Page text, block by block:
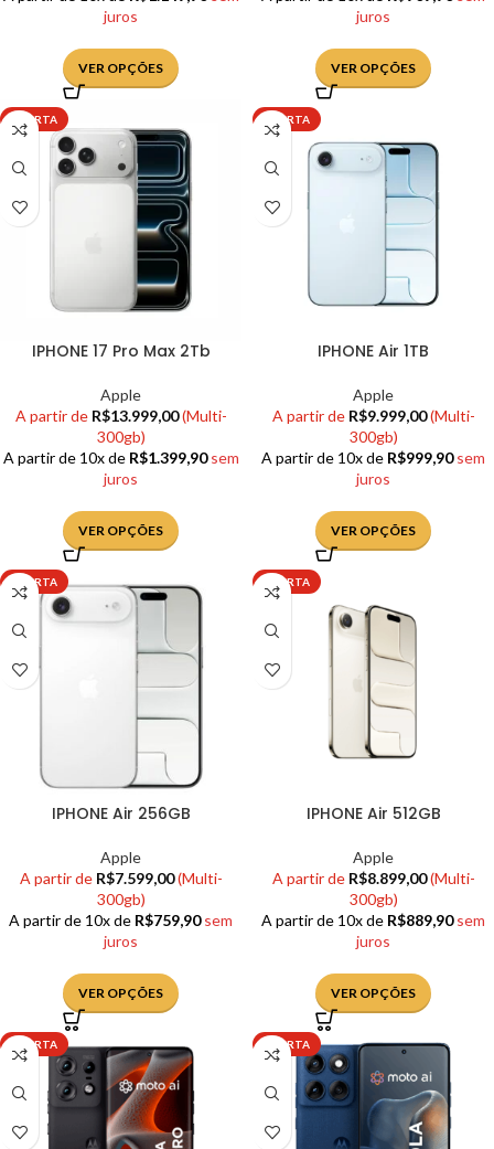
juros
VER OPÇÕES
juros
VER OPÇÕES
OFERTA
IPHONE 17 Pro Max 2Tb
Apple
A partir de R$13.999,00(Multi-
300gb)
A partir de 10x de R$1.399,90 sem
juros
VER OPÇÕES
OFERTA
IPHONE Air 1TB
Apple
A partir de R$9.999,00(Multi-
300gb)
A partir de 10x de R$999,90 sem
juros
VER OPÇÕES
OFERTA
IPHONE Air 256GB
Apple
A partir de R$7.599,00(Multi-
300gb)
A partir de 10x de R$759,90 sem
juros
VER OPÇÕES
OFERTA
IPHONE Air 512GB
Apple
A partir de R$8.899,00(Multi-
300gb)
A partir de 10x de R$889,90 sem
juros
VER OPÇÕES
OFERTA OFERTA